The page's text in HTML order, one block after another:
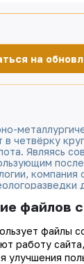
на
четвёрку
Являясь
компания
стали
биржах
файлов
файлы
работу
улучшения